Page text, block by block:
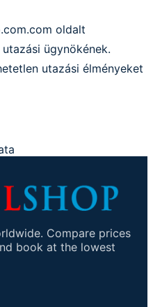
oldalt
ügynökének.
utazási élményeket
Compare prices
book at the lowest